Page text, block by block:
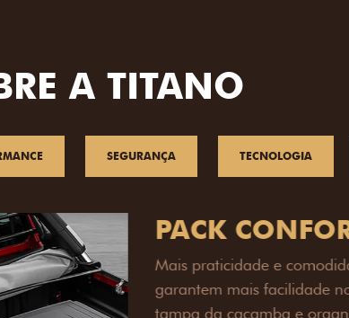
A TITANO
SEGURANÇA TECNOLOGIA
PACK
Prepare sua
engate de reboque
lamas e